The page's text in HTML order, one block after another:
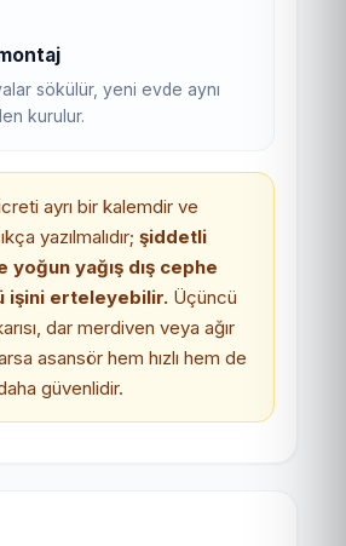
sökülür, yeni evde aynı
kurulur.
ayrı bir kalemdir ve
yazılmalıdır;şiddetli
yoğun yağış dış cephe
işini erteleyebilir. Üçüncü
dar merdiven veya ağır
asansör hem hızlı hem de
güvenlidir.